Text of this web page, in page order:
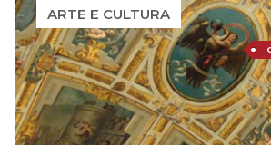
ARTE E CULTURA